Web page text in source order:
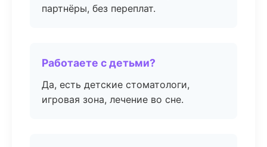
партнёры, без переплат.
Работаете с детьми?
Да, есть детские стоматологи,
игровая зона, лечение во сне.